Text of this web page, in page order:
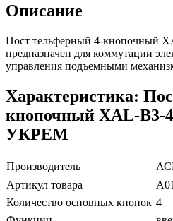
Описание
Пост тельферный 4-
предназначен для коммутации
управления подъемными
Характеристика:
кнопочный XAL-B3-
УКРЕМ
Производитель
Артикул товара
Количество основных кнопок 4